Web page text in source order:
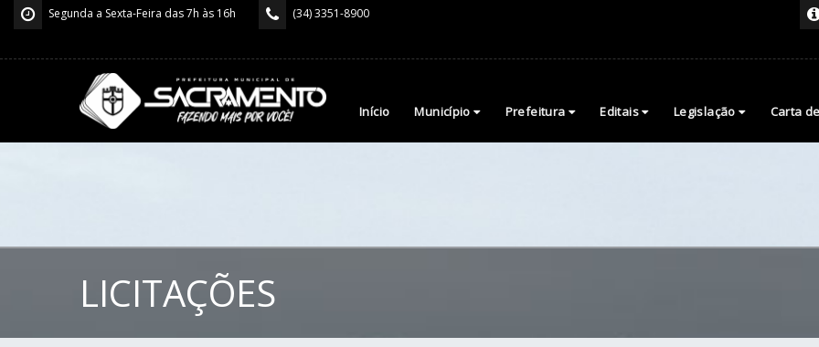
Segunda a Sexta-Feira das 7h às 16h (34) 3351-8900
Início Município Prefeitura Editais Legislação Carta
LICITAÇÕES